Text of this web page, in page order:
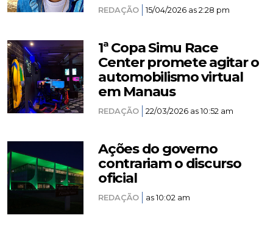
REDAÇÃO 15/04/2026 as 2:28 pm
1ª Copa Simu Race
Center promete agitar o
automobilismo virtual
em Manaus
REDAÇÃO 22/03/2026 as 10:52 am
Ações do governo
contrariam o discurso
oficial
REDAÇÃO as 10:02 am